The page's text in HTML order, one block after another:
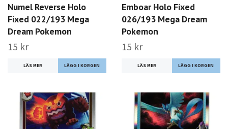
Numel Reverse Holo
Fixed 022/193 Mega
Dream Pokemon
15 kr
LÄS MER
Emboar Holo Fixed
026/193 Mega Dream
Pokemon
15 kr
LÄS MER